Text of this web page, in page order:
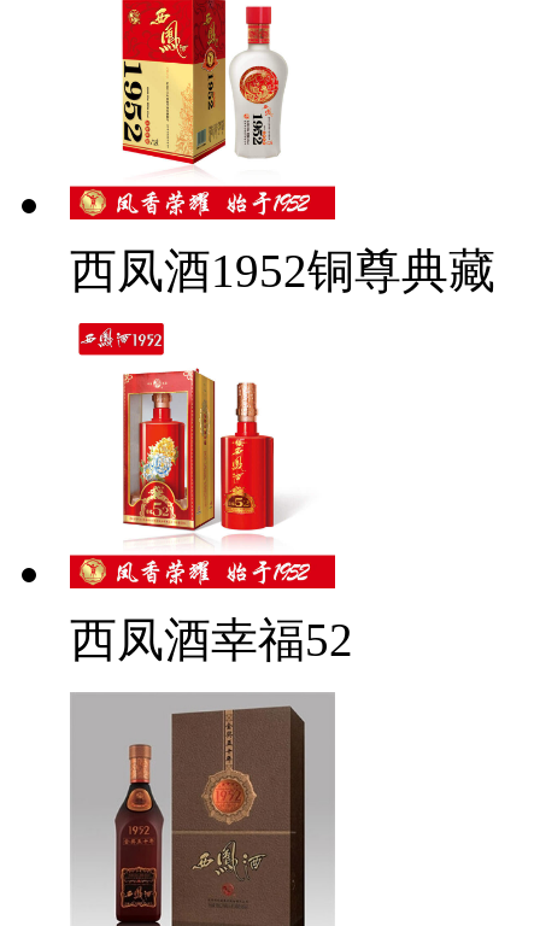
西凤酒1952铜尊典藏
西凤酒幸福52